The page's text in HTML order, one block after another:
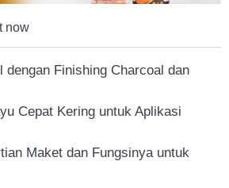
now
dengan Finishing Charcoal dan
Cepat Kering untuk Aplikasi
Maket dan Fungsinya untuk